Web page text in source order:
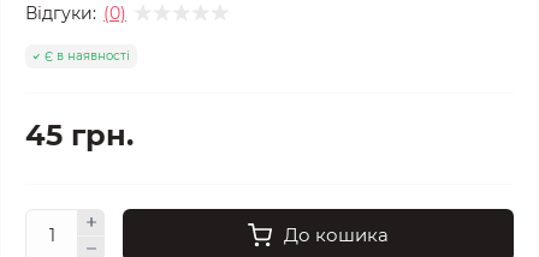
Відгуки: (0)
Є в наявності
45 грн.
До кошика